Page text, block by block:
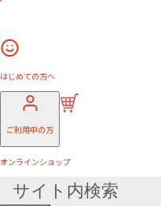
はじめての方へ
ご利用中の方
オンラインショップ